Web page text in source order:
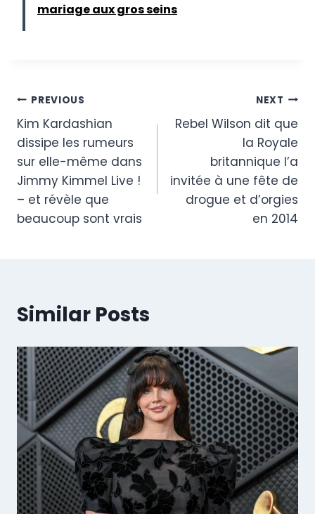
mariage aux gros seins
Post
navigation
PREVIOUS
Kim Kardashian
dissipe les rumeurs
sur elle-même dans
Jimmy Kimmel Live !
– et révèle que
beaucoup sont vrais
NEXT
Rebel Wilson dit que
la Royale
britannique l’a
invitée à une fête de
drogue et d’orgies
en 2014
Similar Posts